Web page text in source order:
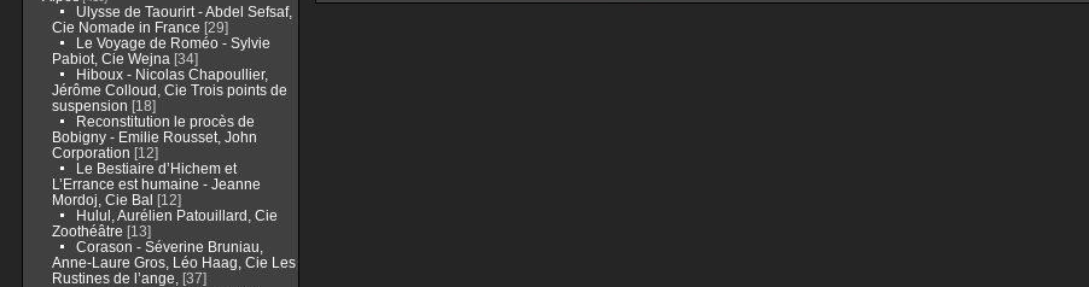
Ulysse de Taourirt - Abdel Sefsaf,
Cie Nomade in France [29]
Le Voyage de Roméo - Sylvie
Pabiot, Cie Wejna [34]
Hiboux - Nicolas Chapoullier,
Jérôme Colloud, Cie Trois points de
suspension [18]
Reconstitution le procès de
Bobigny - Emilie Rousset, John
Corporation [12]
Le Bestiaire d’Hichem et
L’Errance est humaine - Jeanne
Mordoj, Cie Bal [12]
Hulul, Aurélien Patouillard, Cie
Zoothéâtre [13]
Corason - Séverine Bruniau,
Anne-Laure Gros, Léo Haag, Cie Les
Rustines de l’ange,
[37]